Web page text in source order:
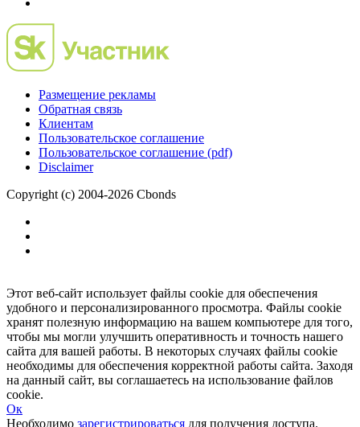
Размещение рекламы
Обратная связь
Пользовательское соглашение
Copyright (c) 2004-2026 Cbonds
Этот веб-сайт использует файлы cookie для обеспечения
удобного и персонализированного просмотра. Файлы cookie
хранят полезную информацию на вашем компьютере для того,
чтобы мы могли улучшить оперативность и точность нашего
сайта для вашей работы. В некоторых случаях файлы cookie
необходимы для обеспечения корректной работы сайта. Заходя